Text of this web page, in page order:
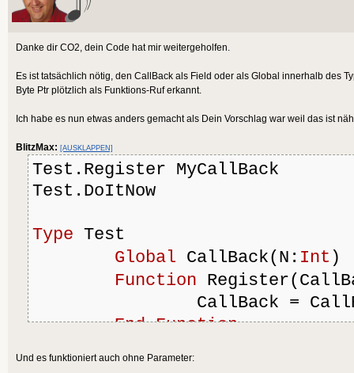
Danke dir CO2, dein Code hat mir weitergeholfen.
Es ist tatsächlich nötig, den CallBack als Field oder als Global innerhalb des
Byte Ptr plötzlich als Funktions-Ruf erkannt.
Ich habe es nun etwas anders gemacht als Dein Vorschlag war weil das ist
BlitzMax: [AUSKLAPPEN]
Test.Register MyCallBack
Test.DoItNow
Type Test
Global CallBack(N: Int )
Function
CallBack =
End Function
Und es funktioniert auch ohne Parameter: